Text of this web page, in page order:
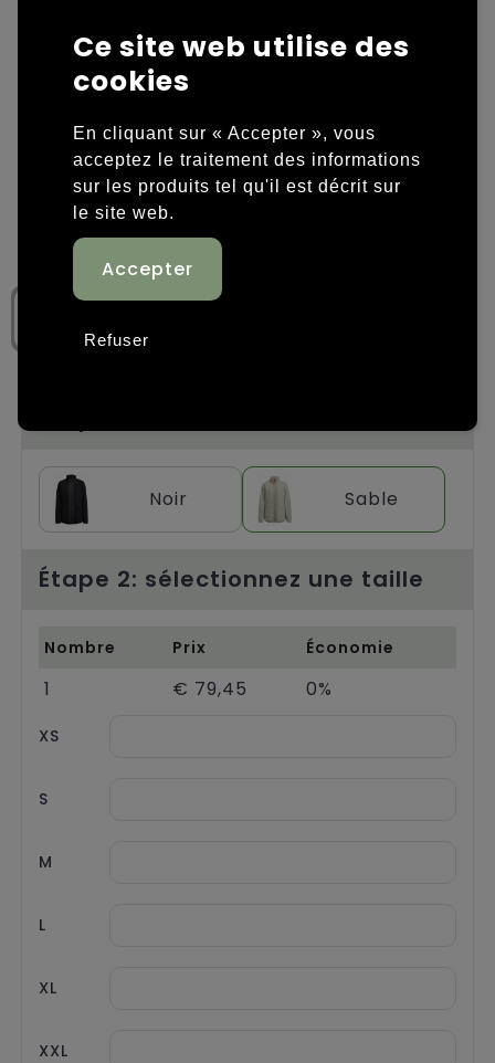
Housses et sacoches ordinateurs portables
Overige tassen
Sacs en papier
Sacs promotionnels
Sacs de voyage
Sacs à dos
Sacs porté épaule
Chariots
Overige kleding
Polos
Sweaters personnalisés
T-shirts personnalisés
Vestes personnalisées
Chaussures personnalisées
Noir Sable
Étape 2: sélectionnez une taille
Nombre Prix Économie
1 € 79,45 0%
XS
S
M
L
XL
XXL
Ce site web utilise des
cookies
En cliquant sur « Accepter », vous
acceptez le traitement des informations
sur les produits tel qu'il est décrit sur
le site web.
Refuser